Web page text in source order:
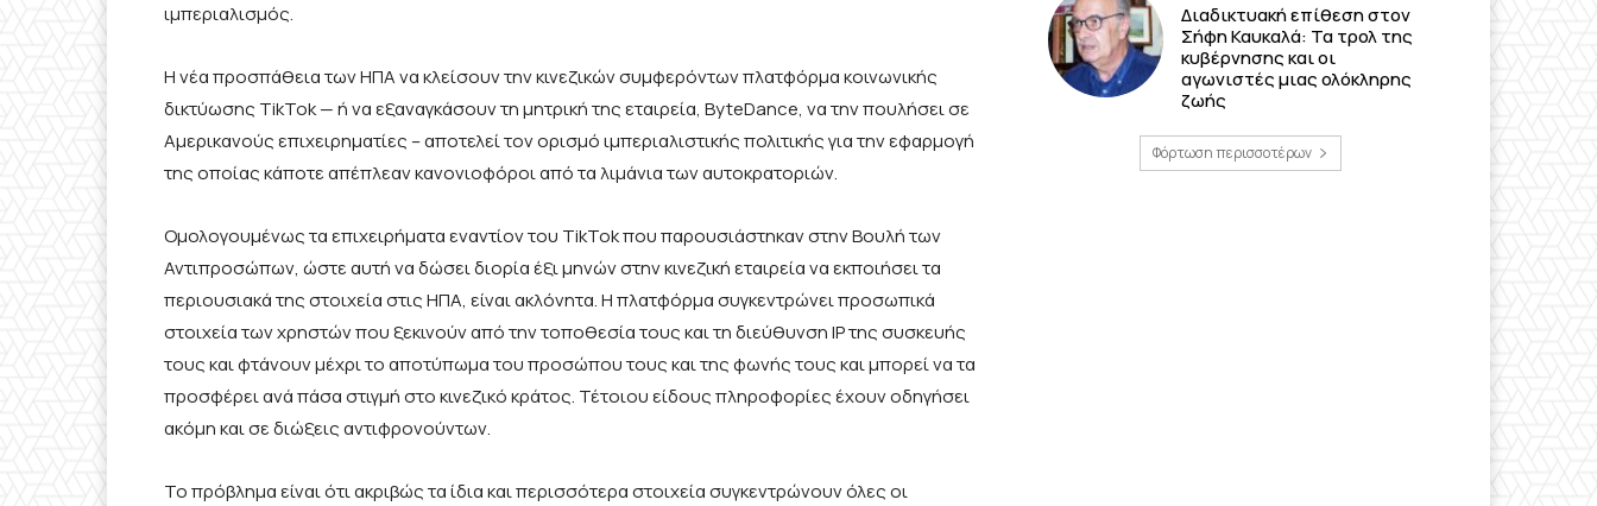
ιμπεριαλισμός.
Η νέα προσπάθεια των ΗΠΑ να κλείσουν την κινεζικών συμφερόντων πλατφόρμα κοινωνικής
δικτύωσης TikTok — ή να εξαναγκάσουν τη μητρική της εταιρεία, ByteDance, να την πουλήσει σε
Αμερικανούς επιχειρηματίες – αποτελεί τον ορισμό ιμπεριαλιστικής πολιτικής για την εφαρμογή
της οποίας κάποτε απέπλεαν κανονιοφόροι από τα λιμάνια των αυτοκρατοριών.
Ομολογουμένως τα επιχειρήματα εναντίον του TikTok που παρουσιάστηκαν στην Βουλή των
Αντιπροσώπων, ώστε αυτή να δώσει διορία έξι μηνών στην κινεζική εταιρεία να εκποιήσει τα
περιουσιακά της στοιχεία στις ΗΠΑ, είναι ακλόνητα. Η πλατφόρμα συγκεντρώνει προσωπικά
στοιχεία των χρηστών που ξεκινούν από την τοποθεσία τους και τη διεύθυνση IP της συσκευής
τους και φτάνουν μέχρι το αποτύπωμα του προσώπου τους και της φωνής τους και μπορεί να τα
προσφέρει ανά πάσα στιγμή στο κινεζικό κράτος. Τέτοιου είδους πληροφορίες έχουν οδηγήσει
ακόμη και σε διώξεις αντιφρονούντων.
Το πρόβλημα είναι ότι ακριβώς τα ίδια και περισσότερα στοιχεία συγκεντρώνουν όλες οι
Διαδικτυακή επίθεση στον
Σήφη Καυκαλά: Τα τρολ της
κυβέρνησης και οι
αγωνιστές μιας ολόκληρης
ζωής
Φόρτωση περισσοτέρων